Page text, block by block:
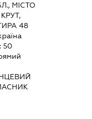
МІСТО
48
50